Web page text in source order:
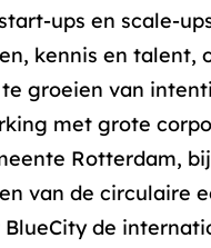
ups en scale-
kennis en talent,
groeien van
met grote
Rotterdam,
van de circulaire
de